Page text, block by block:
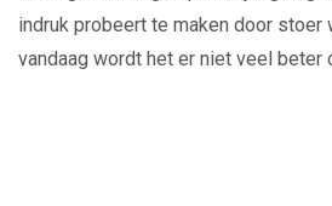
indruk probeert te maken door stoer
vandaag wordt het er niet veel beter